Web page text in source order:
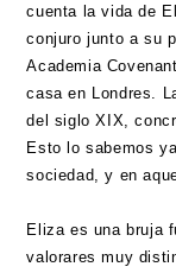
cuenta la vida de
conjuro junto a su
Academia
casa en Londres.
del siglo XIX,
Esto lo sabemos
sociedad, y en
Eliza es una bruja
valorares muy